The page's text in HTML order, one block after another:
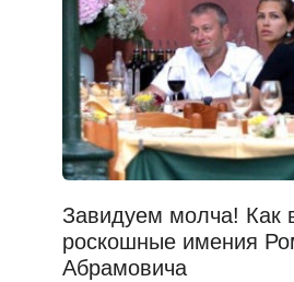
Завидуем молча! Как
роскошные имения
Абрамовича